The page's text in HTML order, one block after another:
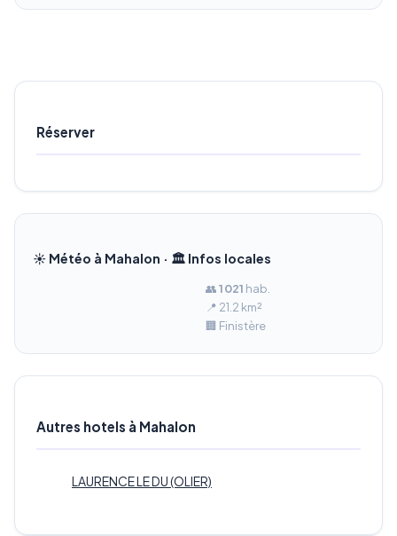
Réserver
☀️ Météo à Mahalon · 🏛️ Infos locales
👥1 021 hab.
📍 21.2 km²
🏢 Finistère
Autres hotels à Mahalon
LAURENCE LE DU (OLIER)